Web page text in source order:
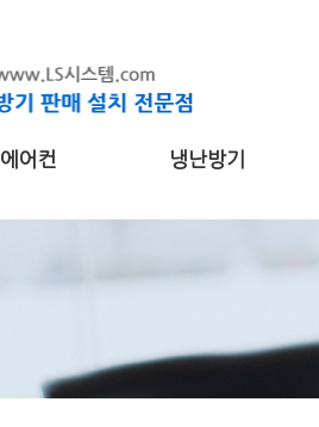
에어컨 냉난방기